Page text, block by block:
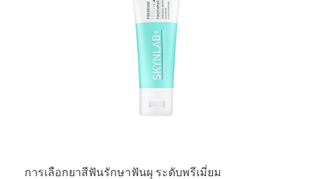
การเลือกยาสีฟันรักษาฟันผุ ระดับพรีเมี่ยม